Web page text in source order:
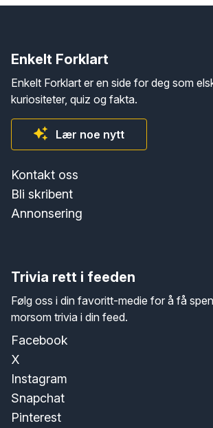
Enkelt Forklart
Enkelt Forklart er en side for deg som
kuriositeter, quiz og fakta.
Lær noe nytt
Kontakt oss
Bli skribent
Annonsering
Trivia rett i feeden
Følg oss i din favoritt-medie for å få
morsom trivia i din feed.
Facebook
X
Instagram
Snapchat
Pinterest